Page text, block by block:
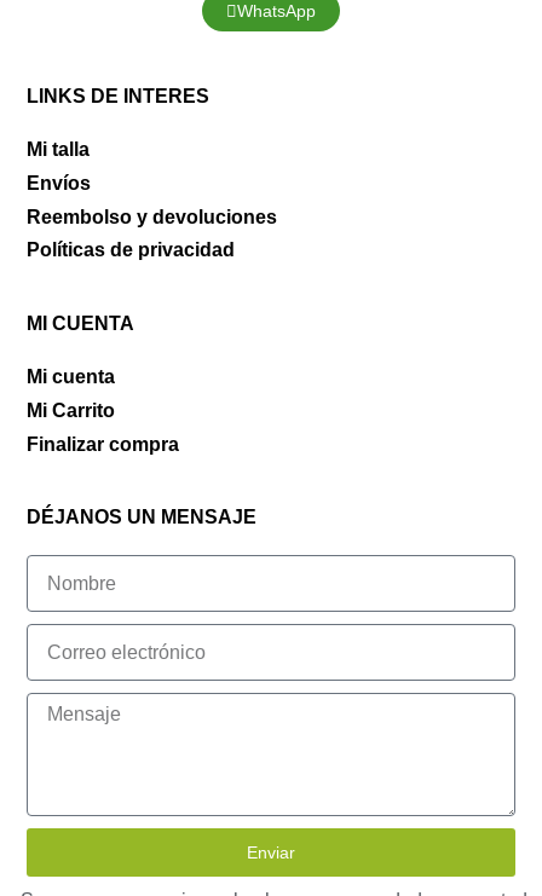
WhatsApp
LINKS DE INTERES
Mi talla
Envíos
Reembolso y devoluciones
Políticas de privacidad
MI CUENTA
Mi cuenta
Mi Carrito
Finalizar compra
DÉJANOS UN MENSAJE
Enviar